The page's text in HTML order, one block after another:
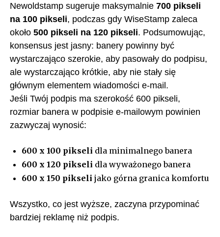
Newoldstamp sugeruje maksymalnie 700 pikseli
na 100 pikseli, podczas gdy WiseStamp zaleca
około 500 pikseli na 120 pikseli. Podsumowując,
konsensus jest jasny: banery powinny być
wystarczająco szerokie, aby pasowały do podpisu,
ale wystarczająco krótkie, aby nie stały się
głównym elementem wiadomości e-mail.
Jeśli Twój podpis ma szerokość 600 pikseli,
rozmiar banera w podpisie e-mailowym powinien
zazwyczaj wynosić:
600 x 100 pikseli dla minimalnego banera
600 x 120 pikseli dla wyważonego banera
600 x 150 pikseli jako górna granica komfortu
Wszystko, co jest wyższe, zaczyna przypominać
bardziej reklamę niż podpis.